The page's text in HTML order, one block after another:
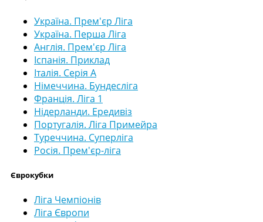
Україна. Прем'єр Ліга
Україна. Перша Ліга
Англія. Прем'єр Ліга
Іспанія. Приклад
Італія. Серія А
Німеччина. Бундесліга
Франція. Ліга 1
Нідерланди. Ередивіз
Португалія. Ліга Примейра
Туреччина. Суперліга
Росія. Прем'єр-ліга
Єврокубки
Ліга Чемпіонів
Ліга Європи